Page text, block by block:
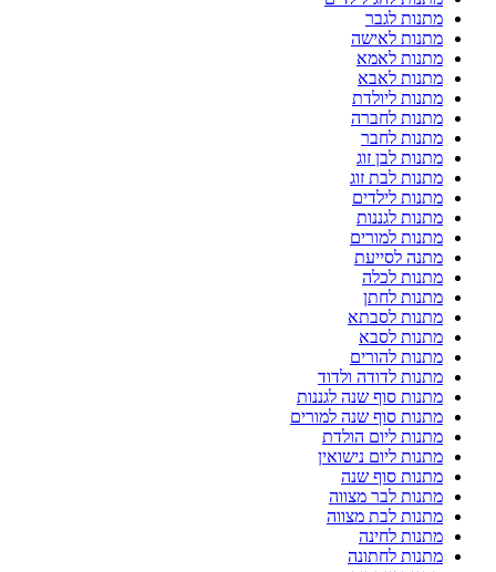
מתנות לגבר
מתנות לאישה
מתנות לאמא
מתנות לאבא
מתנות ליולדת
מתנות לחברה
מתנות לחבר
מתנות לבן זוג
מתנות לבת זוג
מתנות לילדים
מתנות לגננות
מתנות למורים
מתנה לסייעת
מתנות לכלה
מתנות לחתן
מתנות לסבתא
מתנות לסבא
מתנות להורים
מתנות לדודה ולדוד
מתנות סוף שנה לגננות
מתנות סוף שנה למורים
מתנות ליום הולדת
מתנות ליום נישואין
מתנות סוף שנה
מתנות לבר מצווה
מתנות לבת מצווה
מתנות לחינה
מתנות לחתונה